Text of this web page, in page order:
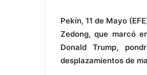
Pekín, 11 de Mayo
Zedong, que marcó
Donald Trump,
desplazamientos de